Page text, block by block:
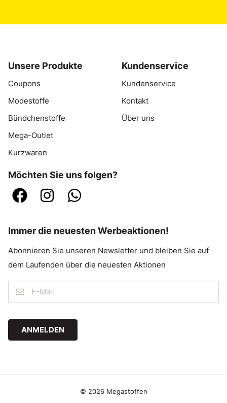
Unsere Produkte
Coupons
Modestoffe
Bündchenstoffe
Mega-Outlet
Kurzwaren
Kundenservice
Kundenservice
Kontakt
Über uns
Möchten Sie uns folgen?
Immer die neuesten Werbeaktionen!
Abonnieren Sie unseren Newsletter und bleiben Sie auf
dem Laufenden über die neuesten Aktionen
ANMELDEN
© 2026 Megastoffen